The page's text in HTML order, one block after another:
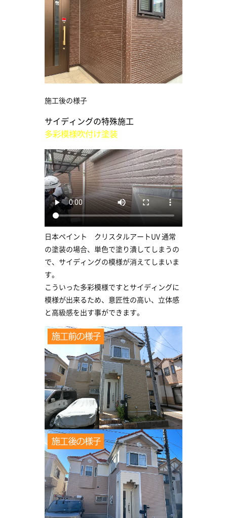
施工後の様子
サイディングの特殊施工
多彩模様吹付け塗装
日本ペイント クリスタルアートUV 通常
の塗装の場合、単色で塗り潰してしまうの
で、サイディングの模様が消えてしまいま
す。
こういった多彩模様ですとサイディングに
模様が出来るため、意匠性の高い、立体感
と高級感を出す事ができます。